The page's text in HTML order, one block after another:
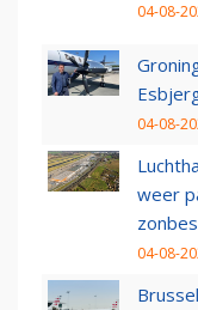
04-08-
04-08-
weer
04-08-